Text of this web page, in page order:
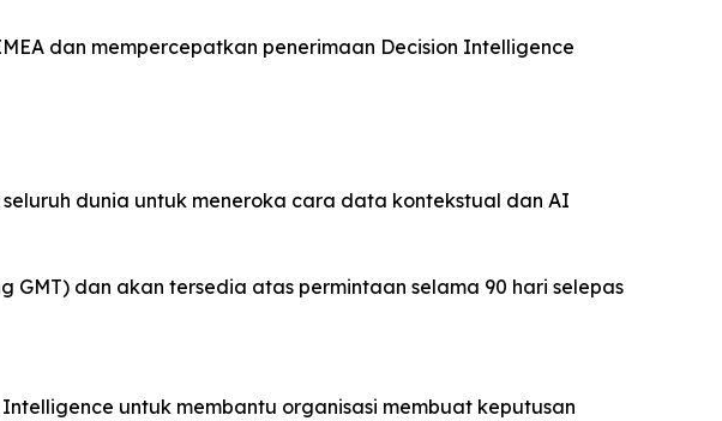
dan mempercepatkan penerimaan Decision Intelligence
dunia untuk meneroka cara data kontekstual dan AI
dan akan tersedia atas permintaan selama 90 hari selepas
untuk membantu organisasi membuat keputusan